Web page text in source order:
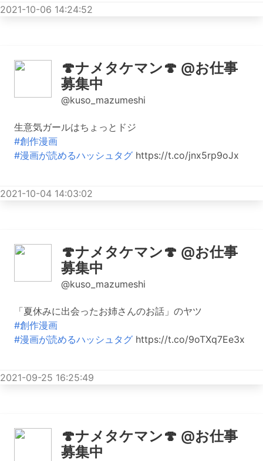
2021-10-06 14:24:52
🍄ナメタケマン🍄 @お仕事
募集中
@kuso_mazumeshi
生意気ガールはちょっとドジ
#創作漫画
#漫画が読めるハッシュタグ https://t.co/jnx5rp9oJx
2021-10-04 14:03:02
🍄ナメタケマン🍄 @お仕事
募集中
@kuso_mazumeshi
「夏休みに出会ったお姉さんのお話」のヤツ
#創作漫画
#漫画が読めるハッシュタグ https://t.co/9oTXq7Ee3x
2021-09-25 16:25:49
🍄ナメタケマン🍄 @お仕事
募集中